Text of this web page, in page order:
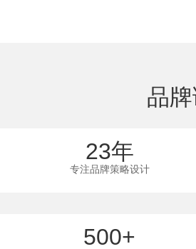
品
23年
专注品牌策略设计
500+